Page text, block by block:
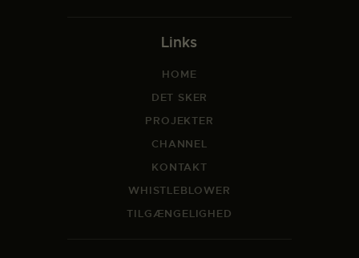
Links
HOME
DET SKER
PROJEKTER
CHANNEL
KONTAKT
WHISTLEBLOWER
TILGÆNGELIGHED